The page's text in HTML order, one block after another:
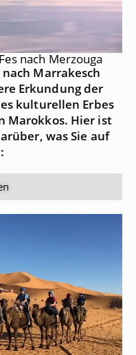
nach Merzouga
Marrakesch
Erkundung der
kulturellen Erbes
Marokkos. Hier ist
was Sie auf